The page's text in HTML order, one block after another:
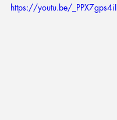
https://youtu.be/_PPX7gps4iI